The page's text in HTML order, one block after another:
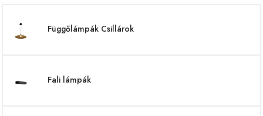
Függőlámpák Csillárok
Fali lámpák